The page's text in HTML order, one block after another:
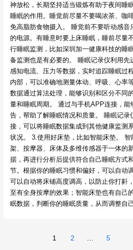
神放松，长期坚持适当锻炼有助于夜间睡
睡眠的作用。睡觉前尽量不要喝浓茶、咖
免高脂肪食物摄入。 睡觉前不要听动感音
的电源。有睡意时要上床睡眠，睡前尽量
行睡眠监测，比如深圳加一健康科技的睡
备监测也是有必要的。 睡眠记录仪利用先
感知电流、压力等数据，实时追踪睡眠过
内部，可以准确地测量体动、呼吸、心率
数据通过算法处理，能够识别和区分不同
量和睡眠周期。 通过与手机APP连接，能
告，帮助了解睡眠情况和质量。 睡眠记录
接，可以将睡眠数据集成到其他健康监测
状况。 3.使用好床垫，比如智能床垫。
架、按摩器、床体及多维传感器于一体的
据，再进行分析后提供符合自己睡眠方式
节。根据你的睡眠习惯和偏好，可以自动
可以自动将床铺高度调高，以防止你打鼾
至有全身按摩的效果；智能床垫也有自己
眠数据，判断你的睡眠质量，从而调整自
1 2 … 5